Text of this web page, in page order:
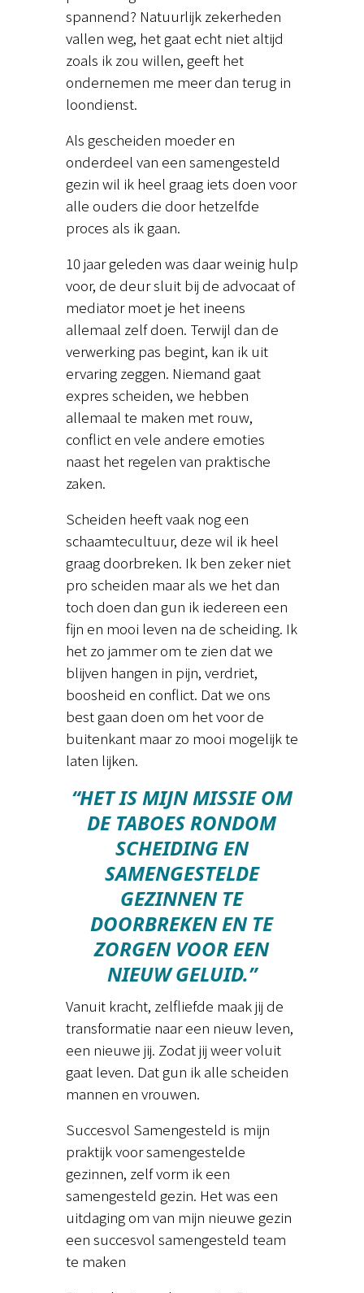
spannend? Natuurlijk zekerheden
vallen weg, het gaat echt niet altijd
zoals ik zou willen, geeft het
ondernemen me meer dan terug in
loondienst.
Als gescheiden moeder en
onderdeel van een samengesteld
gezin wil ik heel graag iets doen voor
alle ouders die door hetzelfde
proces als ik gaan.
10 jaar geleden was daar weinig hulp
voor, de deur sluit bij de advocaat of
mediator moet je het ineens
allemaal zelf doen. Terwijl dan de
verwerking pas begint, kan ik uit
ervaring zeggen. Niemand gaat
expres scheiden, we hebben
allemaal te maken met rouw,
conflict en vele andere emoties
naast het regelen van praktische
zaken.
Scheiden heeft vaak nog een
schaamtecultuur, deze wil ik heel
graag doorbreken. Ik ben zeker niet
pro scheiden maar als we het dan
toch doen dan gun ik iedereen een
fijn en mooi leven na de scheiding. Ik
het zo jammer om te zien dat we
blijven hangen in pijn, verdriet,
boosheid en conflict. Dat we ons
best gaan doen om het voor de
buitenkant maar zo mooi mogelijk te
laten lijken.
“HET IS MIJN MISSIE OM
DE TABOES RONDOM
SCHEIDING EN
SAMENGESTELDE
GEZINNEN TE
DOORBREKEN EN TE
ZORGEN VOOR EEN
NIEUW GELUID.”
Vanuit kracht, zelfliefde maak jij de
transformatie naar een nieuw leven,
een nieuwe jij. Zodat jij weer voluit
gaat leven. Dat gun ik alle scheiden
mannen en vrouwen.
Succesvol Samengesteld is mijn
praktijk voor samengestelde
gezinnen, zelf vorm ik een
samengesteld gezin. Het was een
uitdaging om van mijn nieuwe gezin
een succesvol samengesteld team
te maken